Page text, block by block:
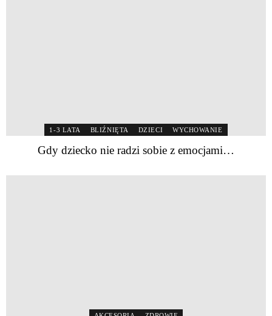
1-3 LATA BLIŹNIĘTA DZIECI WYCHOWANIE
Gdy dziecko nie radzi sobie z emocjami…